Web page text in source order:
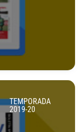
TEMPORADA
2019-20